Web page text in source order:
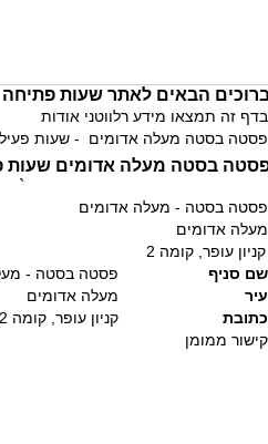
הבאים לאתר שעות פתיחה
בדף זה תמצאו מידע רלווטני אודות
פסטה בסטה מעלה אדומים - שעות
בסטה מעלה אדומים שעות
`
פסטה בסטה - מעלה אדומים
מעלה אדומים
קניון עופר, קומה 2
שם סניף
פסטה בסטה -
עיר
מעלה אדומים
כתובת
קניון עופר, קומה 2
קישור ממומן